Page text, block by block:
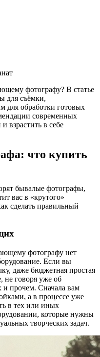
фотографу? В статье
для съёмки,
для обработки готовых
современных
взрастить в себе
что купить
бывалые фотографы,
вас в «крутого»
сделать правильный
фотографу нет
Если вы
даже бюджетная простая
не говоря уже об
и прочем. Сначала вам
а в процессе уже
в тех или иных
которые нужны
творческих задач.